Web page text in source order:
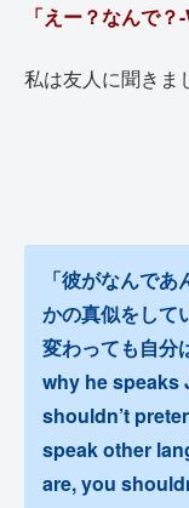
「えー？なんで
私は友人に聞きま
「彼がなんで
かの真似をして
変わっても自分
why he
shouldn’t
speak other
are, you